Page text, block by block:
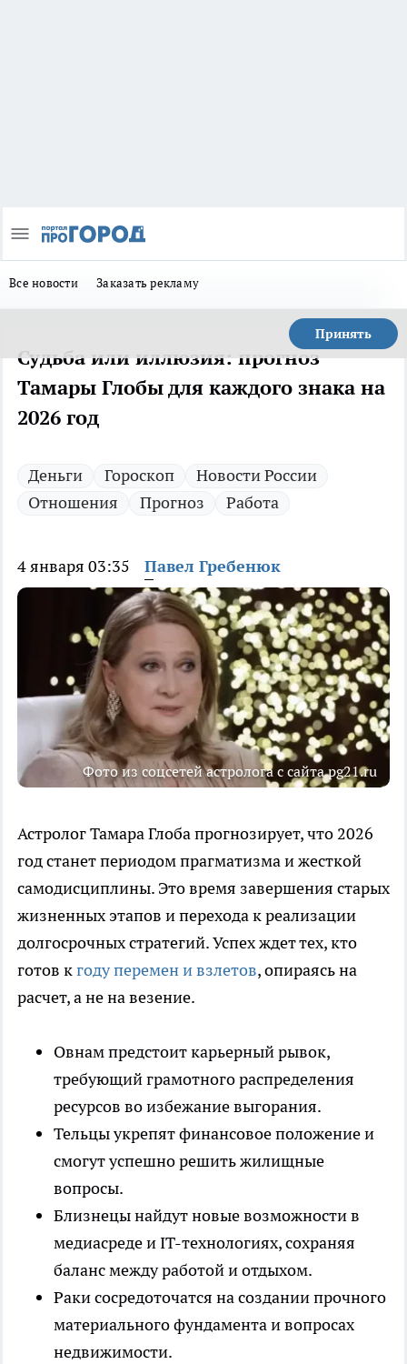
Все новости Заказать рекламу
Принять
Судьба или иллюзия: прогноз
Тамары Глобы для каждого знака на
2026 год
Деньги Гороскоп
Новости России
Отношения
Прогноз Работа
4 января 03:35 Павел Гребенюк
Фото из соцсетей астролога с сайта pg21.ru
Астролог Тамара Глоба прогнозирует, что 2026
год станет периодом прагматизма и жесткой
самодисциплины. Это время завершения старых
жизненных этапов и перехода к реализации
долгосрочных стратегий. Успех ждет тех, кто
готов кгоду перемен и взлетов, опираясь на
расчет, а не на везение.
Овнам предстоит карьерный рывок,
требующий грамотного распределения
ресурсов во избежание выгорания.
Тельцы укрепят финансовое положение и
смогут успешно решить жилищные
вопросы.
Близнецы найдут новые возможности в
медиасреде и IT-технологиях, сохраняя
баланс между работой и отдыхом.
Раки сосредоточатся на создании прочного
материального фундамента и вопросах
недвижимости.